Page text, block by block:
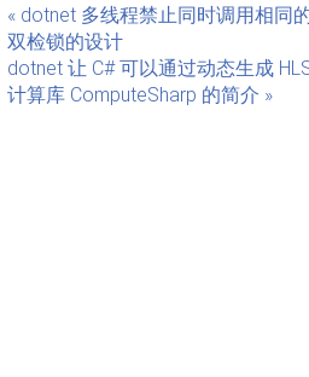
« dotnet 多线程禁止同时调用相同
双检锁的设计
dotnet 让 C# 可以通过动态生成
计算库 ComputeSharp 的简介 »